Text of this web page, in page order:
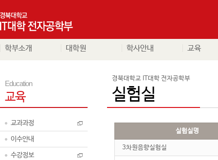
학부소개 대학원 학사안내 교육
Education
교육
교과과정
이수안내
수강정보
경북대학교 IT대학 전자공학부
실험실
실험실명
3차원음향실험실